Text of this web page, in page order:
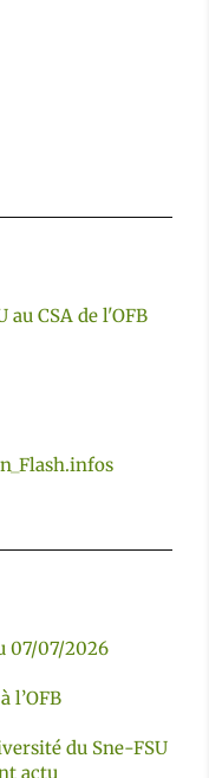
CSA de l'OFB
07/07/2026
l’OFB
du Sne-FSU
actu